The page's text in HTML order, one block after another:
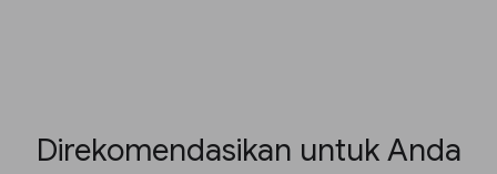
Direkomendasikan untuk Anda